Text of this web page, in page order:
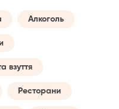
Алкоголь
взуття
Ресторани